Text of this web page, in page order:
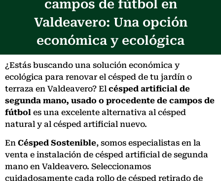
campos de fútbol en
Valdeavero: Una opción
económica y ecológica
¿Estás buscando una solución económica y
ecológica para renovar el césped de tu jardín o
terraza en Valdeavero? El césped artificial de
segunda mano, usado o procedente de campos de
fútbol es una excelente alternativa al césped
natural y al césped artificial nuevo.
En Césped Sostenible, somos especialistas en la
venta e instalación de césped artificial de segunda
mano en Valdeavero. Seleccionamos
cuidadosamente cada rollo de césped retirado de